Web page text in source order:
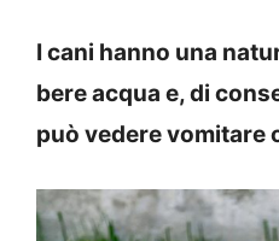
I cani hanno una
bere acqua e, di
può vedere vomitare